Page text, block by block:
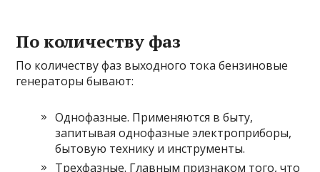
По количеству фаз
По количеству фаз выходного тока бензиновые
генераторы бывают:
Однофазные. Применяются в быту,
запитывая однофазные электроприборы,
бытовую технику и инструменты.
Трехфазные. Главным признаком того, что